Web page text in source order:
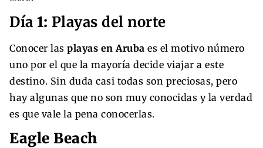
Día 1: Playas del norte
Conocer las playas en Aruba es el motivo número
uno por el que la mayoría decide viajar a este
destino. Sin duda casi todas son preciosas, pero
hay algunas que no son muy conocidas y la verdad
es que vale la pena conocerlas.
Eagle Beach